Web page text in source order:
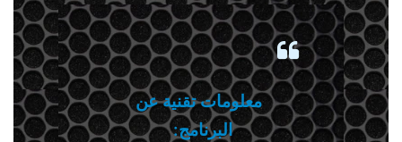
معلومات تقنية عن
البرنامج: